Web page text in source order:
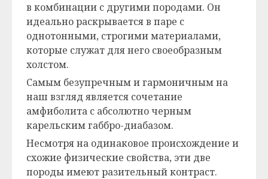
в комбинации с другими породами. Он
идеально раскрывается в паре с
однотонными, строгими материалами,
которые служат для него своеобразным
холстом.
Самым безупречным и гармоничным на
наш взгляд является сочетание
амфиболита с абсолютно черным
карельским габбро-диабазом.
Несмотря на одинаковое происхождение и
схожие физические свойства, эти две
породы имеют разительный контраст.